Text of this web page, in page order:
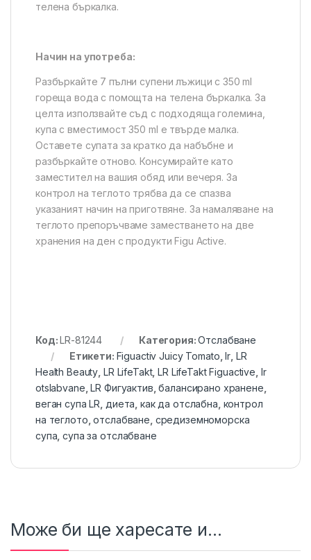
телена бъркалка.
Начин на употреба:
Разбъркайте 7 пълни супени лъжици с 350 ml
гореща вода с помощта на телена бъркалка. За
целта използвайте съд с подходяща големина,
купа с вместимост 350 ml е твърде малка.
Оставете супата за кратко да набъбне и
разбъркайте отново. Консумирайте като
заместител на вашия обяд или вечеря. За
контрол на теглото трябва да се спазва
указаният начин на приготвяне. За намаляване на
теглото препоръчваме заместването на две
хранения на ден с продукти Figu Active.
Код:LR-81244 Категория:Отслабване
Етикети: Figuactiv Juicy Tomato ,lr, LR
Health Beauty LR LifeTakt,LR LifeTakt Figuactive lr
otslabvane ,LR Фигуактив ,балансирано хранене
веган супа LR диета как да отслабна контрол
на теглото ,отслабване средиземноморска
супа ,супа за отслабване
Може би ще харесате и...